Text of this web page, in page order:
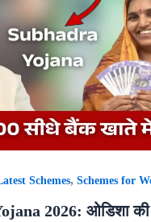
Schemes, Schemes for
2026: ओडिशा